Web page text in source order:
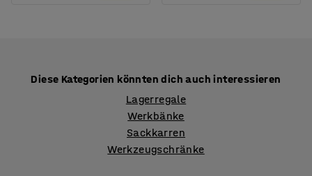
Diese Kategorien könnten dich auch interessieren
Lagerregale
Werkbänke
Sackkarren
Werkzeugschränke